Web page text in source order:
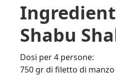
Shabu
Dosi per 4 persone:
750 gr di filetto di